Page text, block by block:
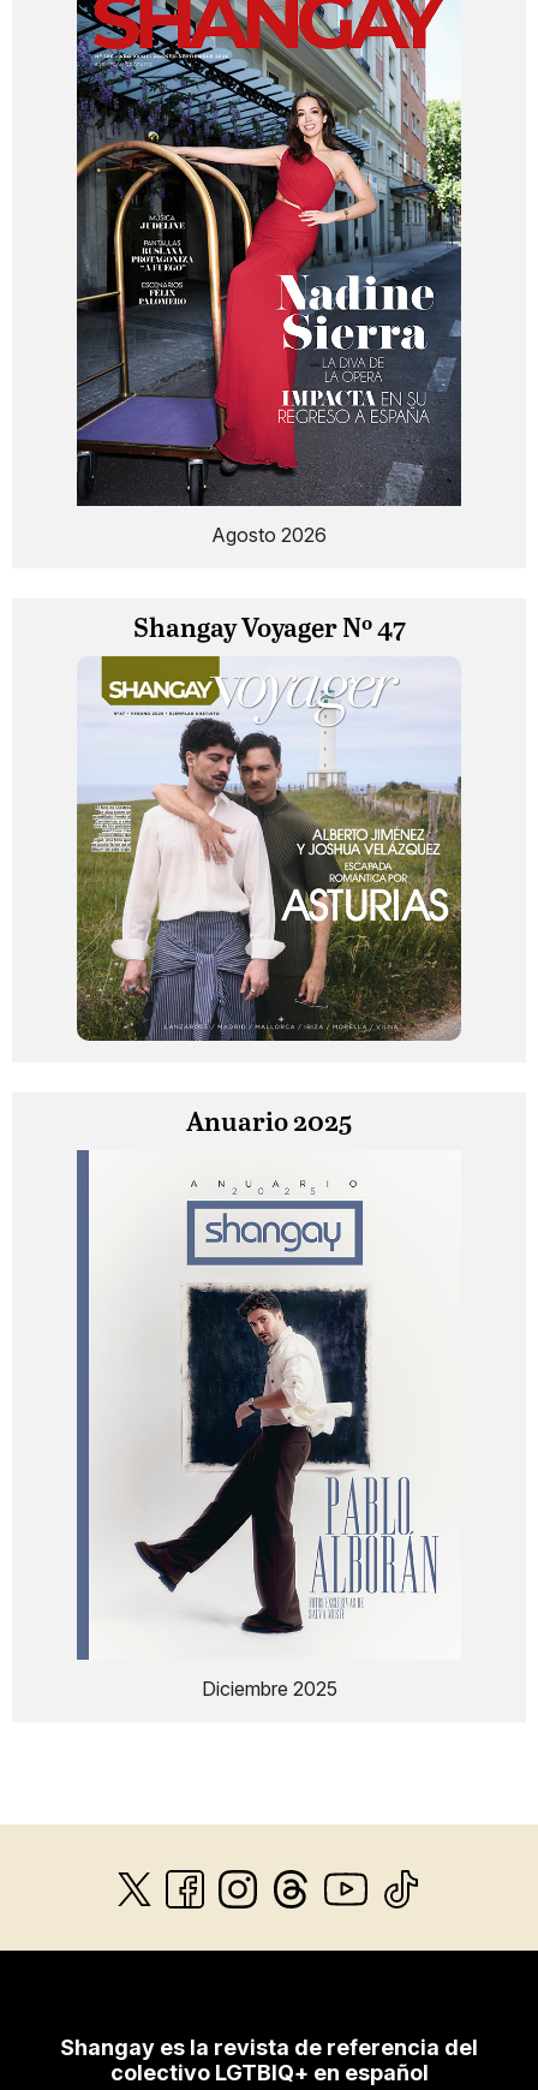
Agosto 2026
Shangay Voyager Nº 47
Anuario 2025
Diciembre 2025
Shangay es la revista de referencia del
colectivo LGTBIQ+ en español